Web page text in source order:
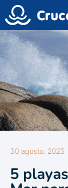
30 agosto, 2023
5